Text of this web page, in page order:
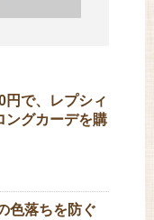
円で、レプシィ
ングカーデを購
色落ちを防ぐ